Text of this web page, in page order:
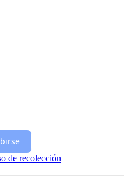
de recolección